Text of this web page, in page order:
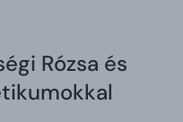
Rózsa és